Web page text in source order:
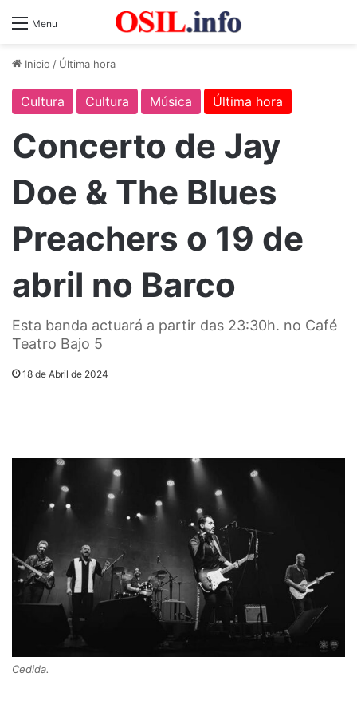
Menu
Inicio / Última hora
Cultura Cultura Música Última hora
Concerto de Jay
Doe & The Blues
Preachers o 19 de
abril no Barco
Esta banda actuará a partir das 23:30h. no Café
Teatro Bajo 5
18 de Abril de 2024
Cedida.